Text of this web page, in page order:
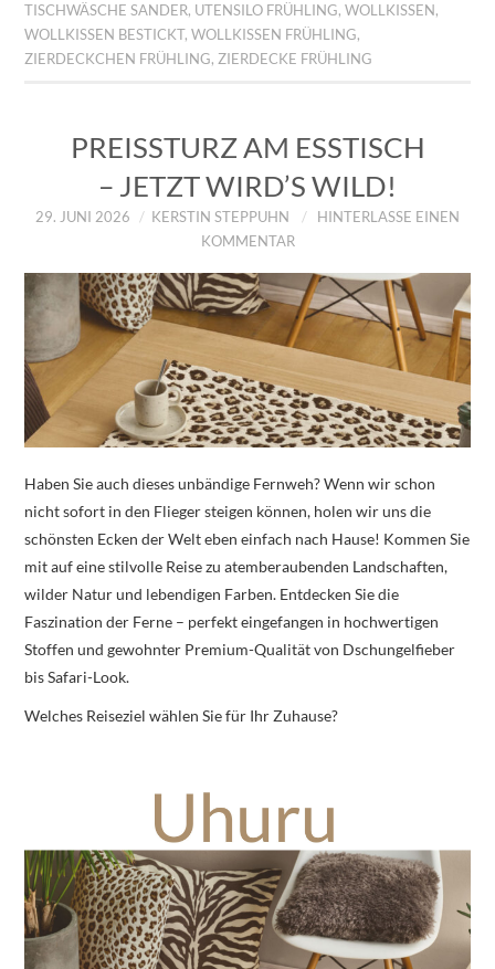
TISCHWÄSCHE SANDER, UTENSILO FRÜHLING,WOLLKISSEN ,
WOLLKISSEN BESTICKT,WOLLKISSEN FRÜHLING,
ZIERDECKCHEN FRÜHLING, ZIERDECKE FRÜHLING
PREISSTURZ AM ESSTISCH
– JETZT WIRD’S WILD!
29. JUNI 2026 KERSTIN STEPPUHN
HINTERLASSE EINEN
KOMMENTAR
Haben Sie auch dieses unbändige Fernweh? Wenn wir schon
nicht sofort in den Flieger steigen können, holen wir uns die
schönsten Ecken der Welt eben einfach nach Hause! Kommen Sie
mit auf eine stilvolle Reise zu atemberaubenden Landschaften,
wilder Natur und lebendigen Farben. Entdecken Sie die
Faszination der Ferne – perfekt eingefangen in hochwertigen
Stoffen und gewohnter Premium-Qualität von Dschungelfieber
bis Safari-Look.
Welches Reiseziel wählen Sie für Ihr Zuhause?